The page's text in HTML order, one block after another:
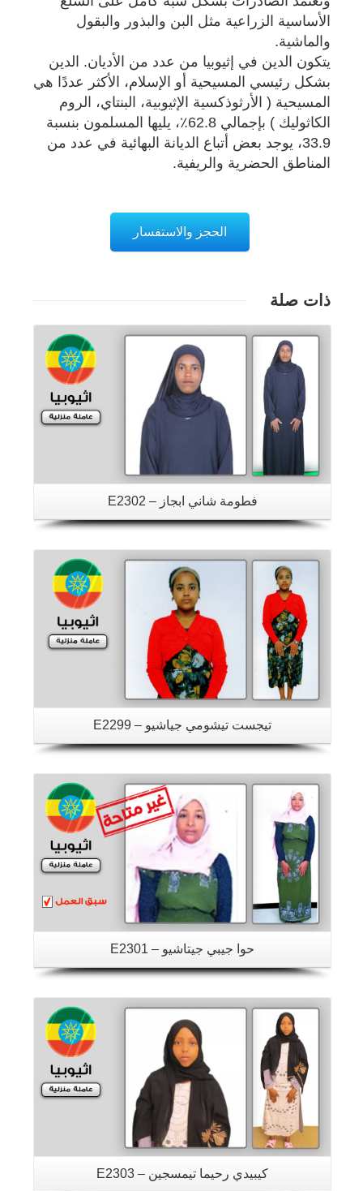
الأساسية الزراعية مثل البن والبذور والبقول
والماشية.
يتكون الدين في إثيوبيا من عدد من الأديان. الدين
بشكل رئيسي المسيحية أو الإسلام، الأكثر عددًا هي
المسيحية ( الأرثوذكسية الإثيوبية، البنتاي، الروم
الكاثوليك ) بإجمالي 62.8٪، يليها المسلمون بنسبة
33.9، يوجد بعض أتباع الديانة البهائية في عدد من
المناطق الحضرية والريفية.
الحجز والاستفسار
ذات صلة
فطومة شاني ابجاز – E2302
تيجست تيشومي جياشيو – E2299
حوا جيبي جيتاشيو – E2301
كيبيدي رحيما تيمسجين – E2303